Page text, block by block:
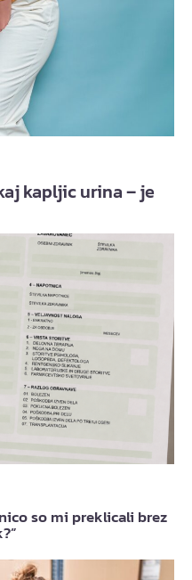
kapljic urina – je
so mi preklicali brez